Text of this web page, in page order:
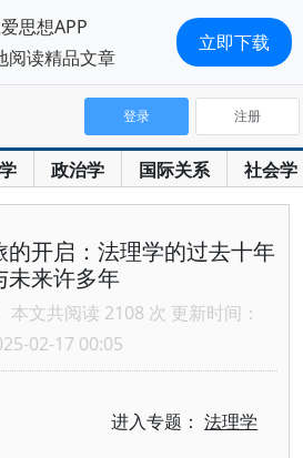
政治学 国际关系 社会学
登录 注册
的开启：法理学的过去十年
未来许多年
本文共阅读 2108 次 更新时间：
02-17 00:05
进入专题：法理学
思想APP
阅读精品文章
立即下载